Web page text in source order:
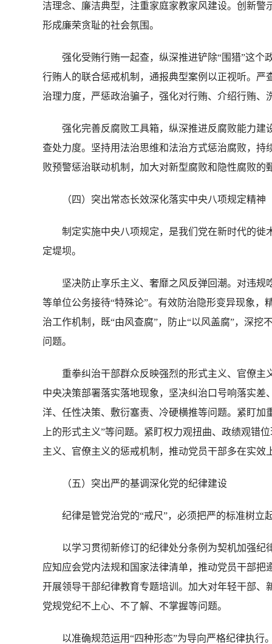
洁理念、廉洁典型，注重家庭家教家风建设。创新
形成廉荣贪耻的社会氛围。
强化受贿行贿一起查，纵深推进铲除“围猎”这个
行贿人的联合惩戒机制，通报典型案例以正视听。严
治理力度，严惩政治骗子，强化对行贿、介绍行贿、
强化完善反腐败工具箱，纵深推进反腐败能力建
查处力度。坚持用法治思维和法治方式惩治腐败，
败预警惩治联动机制，加大对新型腐败和隐性腐败的
（四）突出常态长效深化落实中央八项规定精神
制定实施中央八项规定，是我们党在新时代的徙
定堤坝。
坚决防止享乐主义、奢靡之风反弹回潮。对违规吃
等单位公务接待“特殊论”。有效防治隐形变异现象
治工作机制，既“由风查腐”，防止“以风盖腐”，深
问题。
重拳纠治干部群众反映强烈的形式主义、官僚主
中央决策部署落实落地现象，坚决纠治口号响落实
洋、任性决策、敷衍塞责、冷硬横推等问题。紧盯
上的形式主义”等问题。紧盯权力观扭曲、政绩观错
主义、官僚主义的惩戒机制，推动党员干部多在实效
（五）突出严的基调深化党的纪律建设
纪律是管党治党的“戒尺”，必须把严的标准树立
以学习贯彻新修订的纪律处分条例为契机加强纪
应知应会党内法规和国家法律清单，推动党员干部
开展领导干部纪律教育专题培训。加大对年轻干部
党规党纪不上心、不了解、不掌握等问题。
以准确规范运用“四种形态”为导向严格纪律执行